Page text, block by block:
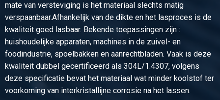
mate van versteviging is het materiaal slechts matig
verspaanbaar.Afhankelijk van de dikte en het lasproces is de
kwaliteit goed lasbaar. Bekende toepassingen zijn :
huishoudelijke apparaten, machines in de zuivel- en
foodindustrie, spoelbakken en aanrechtbladen. Vaak is deze
kwaliteit dubbel gecertificeerd als 304L/1.4307, volgens
deze specificatie bevat het materiaal wat minder koolstof ter
voorkoming van interkristallijne corrosie na het lassen.